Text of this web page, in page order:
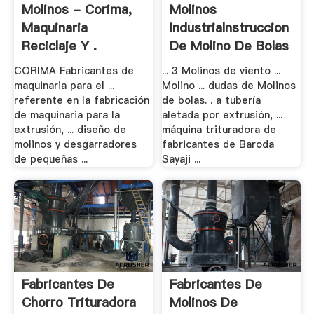
Molinos - Corima,
Maquinaria
Reciclaje Y .
CORIMA Fabricantes de
maquinaria para el ...
referente en la fabricación
de maquinaria para la
extrusión, ... diseño de
molinos y desgarradores
de pequeñas ...
Molinos
Industrialnstruccion
De Molino De Bolas
... 3 Molinos de viento ...
Molino ... dudas de Molinos
de bolas. . a tubería
aletada por extrusión, ...
máquina trituradora de
fabricantes de Baroda
Sayaji ...
Fabricantes De
Chorro Trituradora
Fabricantes De
Molinos De